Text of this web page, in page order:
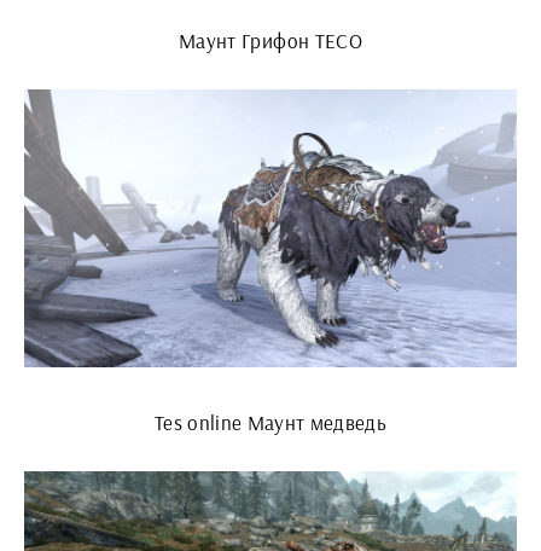
Маунт Грифон ТЕСО
Tes online Маунт медведь